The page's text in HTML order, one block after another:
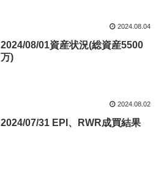
2024.08.04
2024/08/01資産状況(総資産5500
万)
2024.08.02
2024/07/31 EPI、RWR成買結果